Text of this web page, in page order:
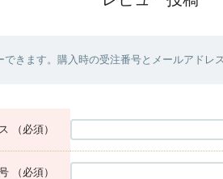
きます。購入時の受注番号とメールアドレ
（必須）
（必須）